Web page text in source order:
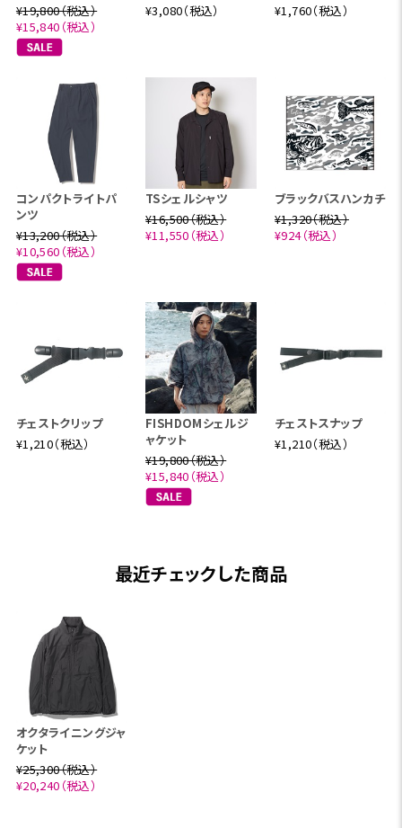
¥19,800（税込）
¥15,840（税込）
¥3,080（税込）
¥1,760（税込）
コンパクトライトパ
ンツ
¥13,200（税込）
¥10,560（税込）
TSシェルシャツ
¥16,500（税込）
¥11,550（税込）
ブラックバスハンカチ
¥1,320（税込）
¥924（税込）
チェストクリップ
¥1,210（税込）
FISHDOMシェルジ
ャケット
¥19,800（税込）
¥15,840（税込）
チェストスナップ
¥1,210（税込）
最近チェックした商品
オクタライニングジャ
ケット
¥25,300（税込）
¥20,240（税込）